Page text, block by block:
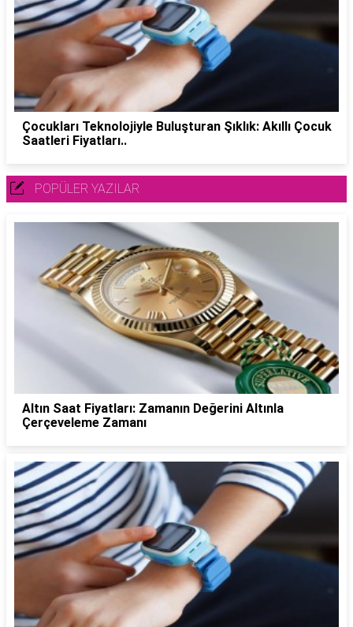
Çocukları Teknolojiyle Buluşturan Şıklık: Akıllı Çocuk
Saatleri Fiyatları..
POPÜLER YAZILAR
Altın Saat Fiyatları: Zamanın Değerini Altınla
Çerçeveleme Zamanı